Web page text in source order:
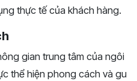
thực tế của khách hàng.
gian trung tâm của ngôi
thể hiện phong cách và gu